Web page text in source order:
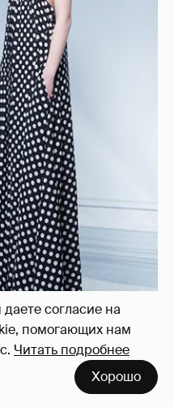
согласие на
помогающих нам
Читать подробнее
Хорошо